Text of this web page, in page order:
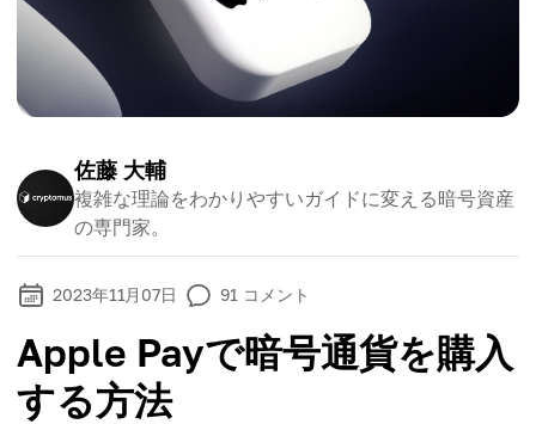
佐藤 大輔
複雑な理論をわかりやすいガイドに変える暗号資産
の専門家。
2023年11月07日 91 コメント
Apple Payで暗号通貨を購入
する方法